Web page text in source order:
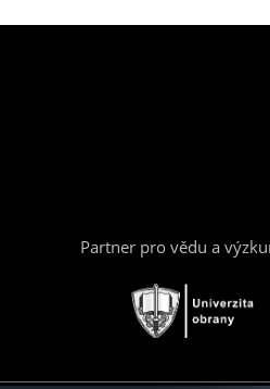
Partner pro vědu a